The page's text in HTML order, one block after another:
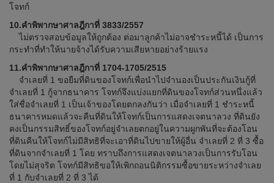
โจทก์
10.คำพิพากษาศาลฎีกาที่ 3833/2557
ไม่ตรวจสอบข้อมูลให้ถูกต้อง ต่อมาลูกค้าไม่อาจชำระหนี้ได้ เป็นการ
กระทำที่ทำให้นายจ้างได้รับความเสียหายอย่างร้ายแรง
11.คำพิพากษาศาลฎีกาที่ 1704-1705/2515
จำเลยที่ 1 ขอยืมที่ดินของโจทก์เพื่อนำไปจำนองเป็นประกันเงินกู้ที่
จำเลยที่ 1 กู้จากธนาคาร โจทก์จึงแบ่งแยกที่ดินของโจทก์ส่วนหนึ่งแล้ว
ใส่ชื่อจำเลยที่ 1 เป็นเจ้าของโดยตกลงกันว่า เมื่อจำเลยที่ 1 ชำระหนี้
ธนาคารหมดแล้วจะคืนที่ดินให้โจทก์เป็นการแสดงเจตนาลวง ที่ดินยัง
คงเป็นกรรมสิทธิ์ของโจทก์อยู่จำเลยตกอยู่ในความผูกพันที่จะต้องโอน
ที่ดินคืนให้โจทก์ไม่มีสิทธิที่จะเอาที่ดินไปขายให้ผู้อื่น จำเลยที่ 2 ที่ 3 ซื้อ
ที่ดินจากจำเลยที่ 1 โดย ทราบถึงการแสดงเจตนาลวงเป็นการรับโอน
โดยไม่สุจริต โจทก์มีสิทธิขอให้เพิกถอนนิติกรรมซื้อขายระหว่างจำเลย
ที่ 1 กับจำเลยที่ 2 ที่ 3 ได้